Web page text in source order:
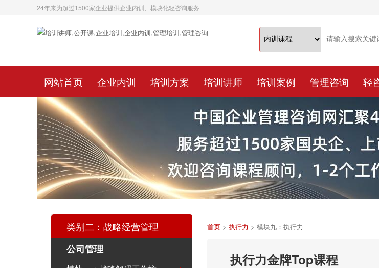
24年来为超过1500家企业提供企业内训、模块化轻咨询服务
网站首页 企业内训 培训方案 培训讲师 培训案例 管理咨询 轻
首页> 执行力 > 模块九：执行力
执行力金牌Top课程
类别二：战略经营管理
公司管理